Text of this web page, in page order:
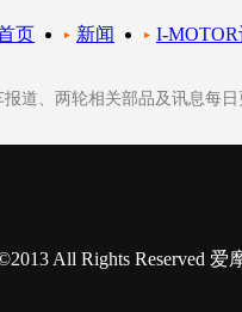
I-MOTOR
新闻
页
道、两轮相关部品及讯息每
All Rights Reserved